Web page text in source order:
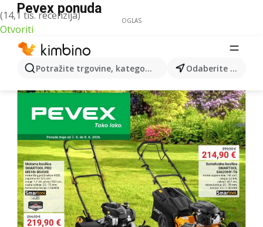
(14,1 tis. recenzija)
Otvoriti
Potražite trgovine, kategorije, proizvode... Odaberite grad
Pevex ponuda
OGLAS